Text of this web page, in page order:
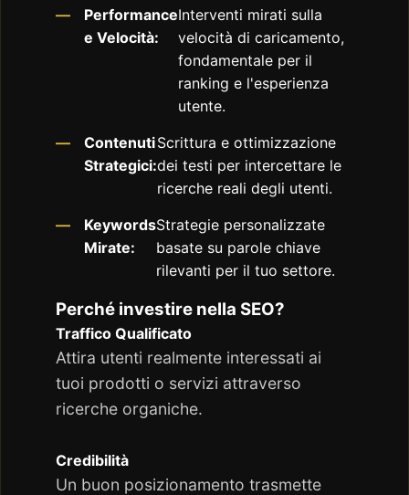
Performance
e Velocità:
Interventi mirati sulla
velocità di caricamento,
fondamentale per il
ranking e l'esperienza
utente.
Contenuti
Strategici:
Scrittura e ottimizzazione
dei testi per intercettare le
ricerche reali degli utenti.
Keywords
Mirate:
Strategie personalizzate
basate su parole chiave
rilevanti per il tuo settore.
Perché investire nella SEO?
Traffico Qualificato
Attira utenti realmente interessati ai
tuoi prodotti o servizi attraverso
ricerche organiche.
Credibilità
Un buon posizionamento trasmette